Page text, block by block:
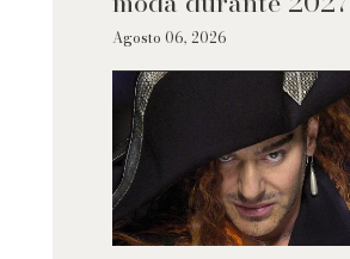
Agosto 06, 2026